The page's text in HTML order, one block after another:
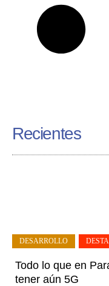
Recientes
Todo lo que en
tener aún 5G
DESARROLLO